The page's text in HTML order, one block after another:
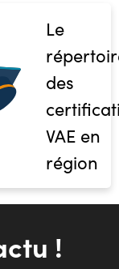
Le
des
VAE en
région
!